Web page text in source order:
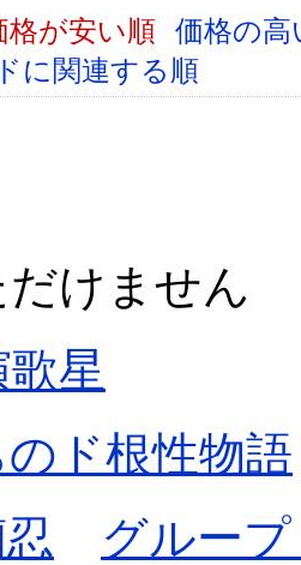
格が安い順 価格の
に関連する順
けません
星
ド根性物語
グルー